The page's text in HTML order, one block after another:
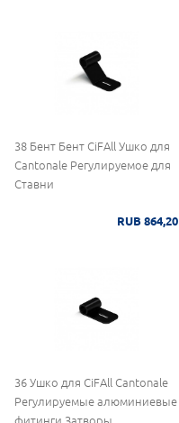
38 Бент Бент CiFAll Ушко для
Cantonale Регулируемое для
Ставни
RUB 864,20
36 Ушко для CiFAll Cantonale
Регулируемые алюминиевые